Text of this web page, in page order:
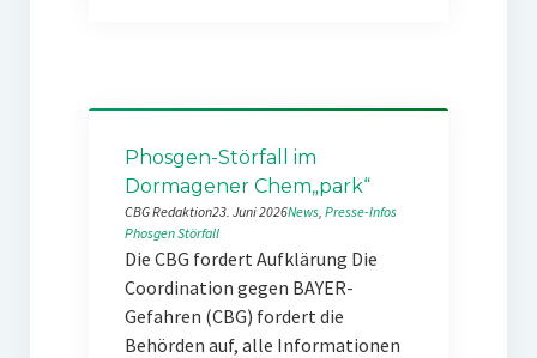
Phosgen-Störfall im
Dormagener Chem„park“
CBG Redaktion23. Juni 2026News, Presse-Infos
PhosgenStörfall
Die CBG fordert Aufklärung Die
Coordination gegen BAYER-
Gefahren (CBG) fordert die
Behörden auf, alle Informationen